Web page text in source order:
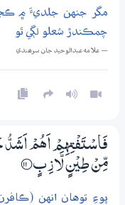
مگر جنهن جلديءَ ۾
چمڪندڙ شعلو لڳي ٿو
— علامه عبدالوحيد جان سرھندي
فَاسْتَفْتِهِمْ اَهُمْ اَشَدُّ
مِّنْ طِيْنٍ لَّازِبٍ ؀11
پوءِ توهان انهن